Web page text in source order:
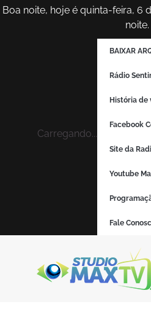
Boa noite, hoje é quinta-feira, 6
noite.
Carregando...
BAIXAR
Rádio
História de
Facebook
Site da
Youtube
Fale